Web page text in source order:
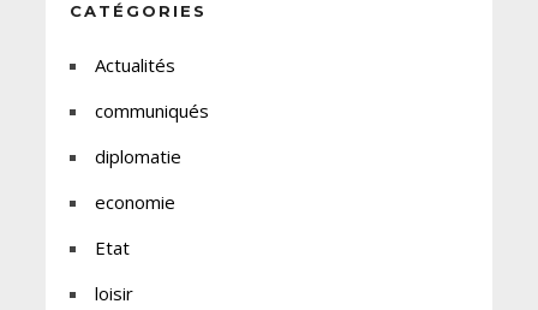
CATÉGORIES
Actualités
communiqués
diplomatie
economie
Etat
loisir